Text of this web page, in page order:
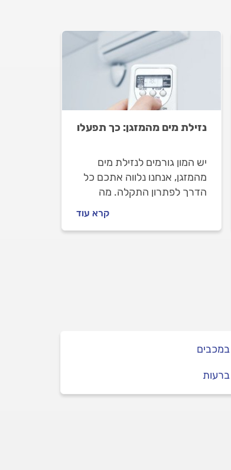
נזילת מים מהמזגן: כך תפעלו
יש המון גורמים לנזילת מים
מהמזגן, אנחנו נלווה אתכם כל
הדרך לפתרון התקלה. מה
מזגנים ואיך מתנהלים מולו? כל
התשובות במקום אחד.
קרא עוד
במכבים
ברעות